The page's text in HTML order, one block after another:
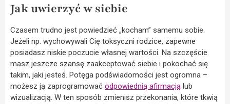
Jak uwierzyć w siebie
Czasem trudno jest powiedzieć „kocham” samemu sobie.
Jeżeli np. wychowywali Cię toksyczni rodzice, zapewne
posiadasz niskie poczucie własnej wartości. Na szczęście
masz jeszcze szansę zaakceptować siebie i pokochać się
takim, jaki jesteś. Potęga podświadomości jest ogromna –
możesz ją zaprogramować odpowiednią afirmacją lub
wizualizacją. W ten sposób zmienisz przekonania, które tkwią